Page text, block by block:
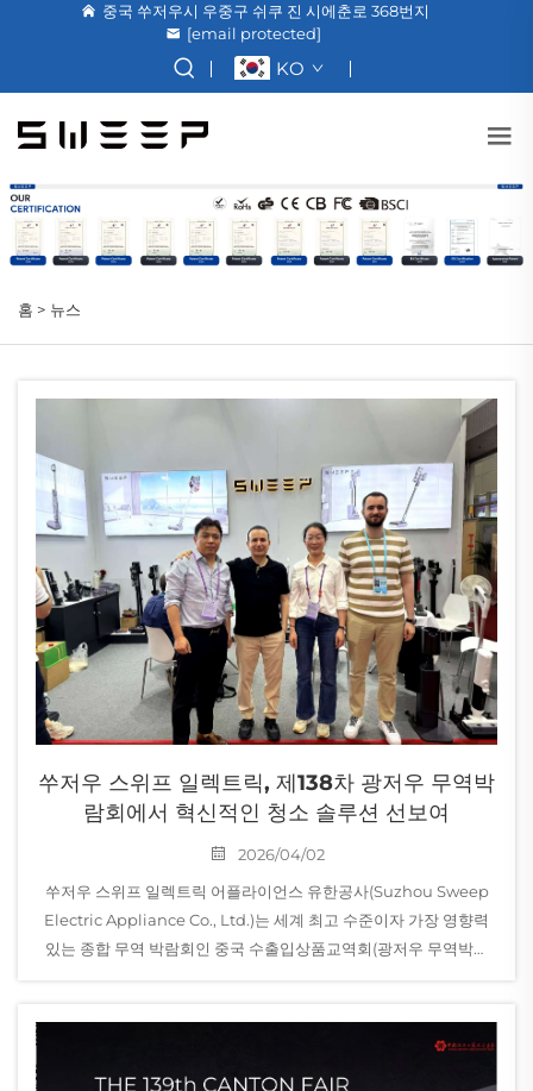
중국 쑤저우시 우중구 쉬쿠 진 시에춘로 368번지
[email protected]
KO
홈 > 뉴스
쑤저우 스위프 일렉트릭, 제138차 광저우 무역박
람회에서 혁신적인 청소 솔루션 선보여
2026/04/02
쑤저우 스위프 일렉트릭 어플라이언스 유한공사(Suzhou Sweep
Electric Appliance Co., Ltd.)는 세계 최고 수준이자 가장 영향력
있는 종합 무역 박람회인 중국 수출입상품교역회(광저우 무역박람